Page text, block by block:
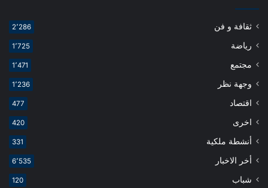
ثقافة و فن 2٬286
رياضة 1٬725
مجتمع 1٬471
وجهة نظر 1٬236
اقتصاد 477
اخرى 420
أنشطة ملكية 331
أخر الاخبار 6٬535
شباب 120